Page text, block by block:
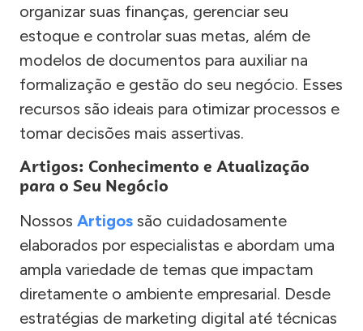
organizar suas finanças, gerenciar seu
estoque e controlar suas metas, além de
modelos de documentos para auxiliar na
formalização e gestão do seu negócio. Esses
recursos são ideais para otimizar processos e
tomar decisões mais assertivas.
Artigos: Conhecimento e Atualização
para o Seu Negócio
Nossos Artigos são cuidadosamente
elaborados por especialistas e abordam uma
ampla variedade de temas que impactam
diretamente o ambiente empresarial. Desde
estratégias de marketing digital até técnicas